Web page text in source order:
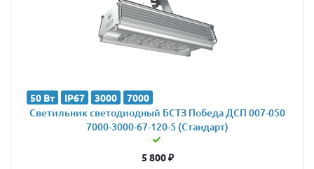
50 Вт IP67 3000 7000
Светильник светодиодный БСТЗ Победа ДСП 007-050
7000-3000-67-120-5 (Стандарт)
5 800₽